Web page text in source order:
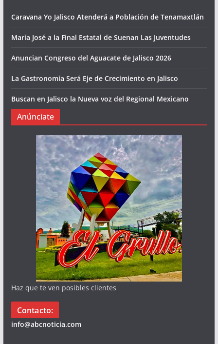
Caravana Yo Jalisco Atenderá a Población de Tenamaxtlán
María José a la Final Estatal de Suenan Las Juventudes
Anuncian Congreso del Aguacate de Jalisco 2026
La Gastronomía Será Eje de Crecimiento en Jalisco
Buscan en Jalisco la Nueva voz del Regional Mexicano
Anúnciate
Haz que te ven posibles clientes
Contacto:
info@abcnoticia.com